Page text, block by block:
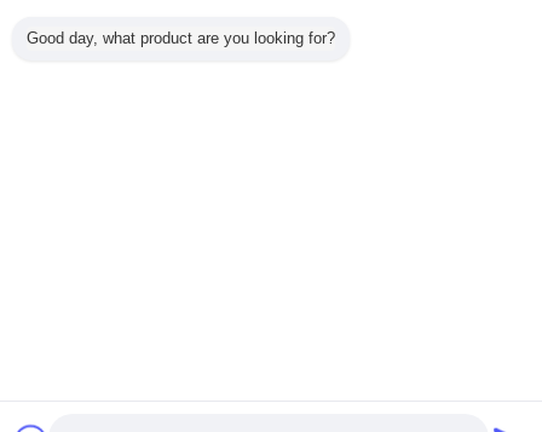
방수 옥외 SMD
선명한 SMD LED
Good day, what product are you looking for?